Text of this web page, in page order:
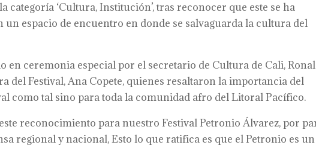
categoría ‘Cultura, Institución’, tras reconocer que este se ha
un espacio de encuentro en donde se salvaguarda la cultura del
en ceremonia especial por el secretario de Cultura de Cali,
del Festival, Ana Copete, quienes resaltaron la importancia del
como tal sino para toda la comunidad afro del Litoral Pacífico.
reconocimiento para nuestro Festival Petronio Álvarez, por
regional y nacional, Esto lo que ratifica es que el Petronio es un